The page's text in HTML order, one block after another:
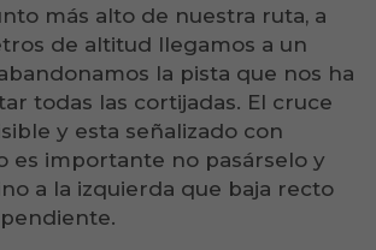
más alto de nuestra ruta, a
de altitud llegamos a un
la pista que nos ha
todas las cortijadas. El cruce
y esta señalizado con
es importante no pasárselo y
a la izquierda que baja recto